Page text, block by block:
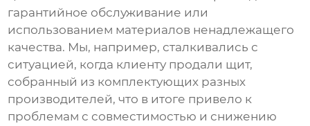
гарантийное обслуживание или
использованием материалов ненадлежащего
качества. Мы, например, сталкивались с
ситуацией, когда клиенту продали щит,
собранный из комплектующих разных
производителей, что в итоге привело к
проблемам с совместимостью и снижению